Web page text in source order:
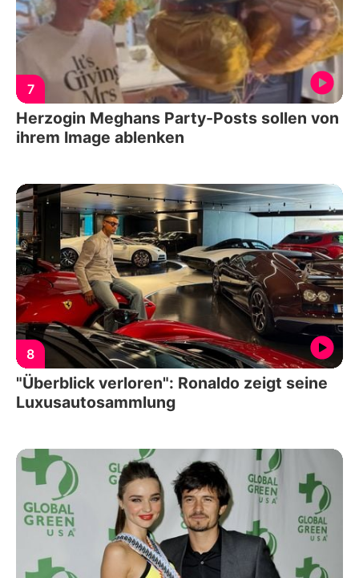
7
Herzogin Meghans Party-Posts sollen von
ihrem Image ablenken
8
"Überblick verloren": Ronaldo zeigt seine
Luxusautosammlung